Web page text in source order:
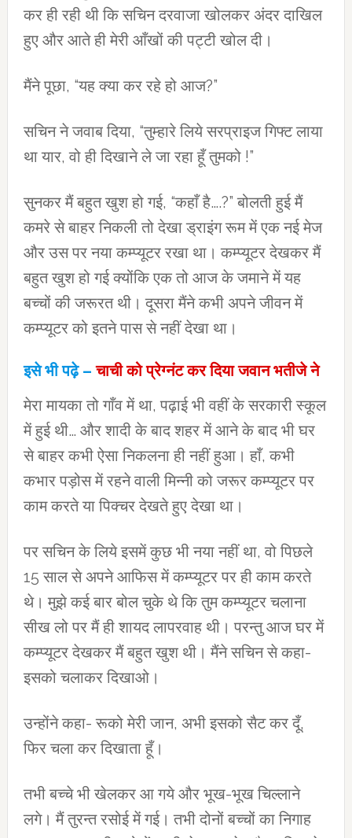
कर ही रही थी कि सचिन दरवाजा खोलकर अंदर दाखिल
हुए और आते ही मेरी आँखों की पट्टी खोल दी।
मैंने पूछा, “यह क्‍या कर रहे हो आज?”
सचिन ने जवाब दिया, “तुम्‍हारे लिये सरप्राइज गिफ्ट लाया
था यार, वो ही दिखाने ले जा रहा हूँ तुमको !”
सुनकर मैं बहुत खुश हो गई, “कहाँ है….?” बोलती हुई मैं
कमरे से बाहर निकली तो देखा ड्राइंग रूम में एक नई मेज
और उस पर नया कम्‍प्‍यूटर रखा था। कम्‍प्‍यूटर देखकर मैं
बहुत खुश हो गई क्‍योंकि एक तो आज के जमाने में यह
बच्‍चों की जरूरत थी। दूसरा मैंने कभी अपने जीवन में
कम्‍प्‍यूटर को इतने पास से नहीं देखा था।
इसे भी पढ़े – चाची को प्रेग्नंट कर दिया जवान भतीजे ने
मेरा मायका तो गाँव में था, पढ़ाई भी वहीं के सरकारी स्‍कूल
में हुई थी… और शादी के बाद शहर में आने के बाद भी घर
से बाहर कभी ऐसा निकलना ही नहीं हुआ। हाँ, कभी
कभार पड़ोस में रहने वाली मिन्‍नी को जरूर कम्‍प्‍यूटर पर
काम करते या पिक्‍चर देखते हुए देखा था।
पर सचिन के लिये इसमें कुछ भी नया नहीं था, वो पिछले
15 साल से अपने आफिस में कम्‍प्‍यूटर पर ही काम करते
थे। मुझे कई बार बोल चुके थे कि तुम कम्‍प्‍यूटर चलाना
सीख लो पर मैं ही शायद लापरवाह थी। परन्‍तु आज घर में
कम्‍प्‍यूटर देखकर मैं बहुत खुश थी। मैंने सचिन से कहा-
इसको चलाकर दिखाओ।
उन्‍होंने कहा- रूको मेरी जान, अभी इसको सैट कर दूँ,
फिर चला कर दिखाता हूँ।
तभी बच्‍चे भी खेलकर आ गये और भूख-भूख चिल्‍लाने
लगे। मैं तुरन्‍त रसोई में गई। तभी दोनों बच्‍चों का निगाह